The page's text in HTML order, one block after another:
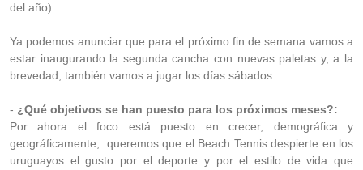
del año).
Ya podemos anunciar que para el próximo fin de semana vamos a
estar inaugurando la segunda cancha con nuevas paletas y, a la
brevedad, también vamos a jugar los días sábados.
- ¿Qué objetivos se han puesto para los próximos meses?:
Por ahora el foco está puesto en crecer, demográfica y
geográficamente; queremos que el Beach Tennis despierte en los
uruguayos el gusto por el deporte y por el estilo de vida que